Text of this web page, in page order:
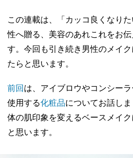
この連載は、「カッコ良くなり
性へ贈る、美容のあれこれをお
す。今回も引き続き男性のメイ
たらと思います。
前回 は、アイブロウやコンシー
使用する化粧品についてお話し
体の肌印象を変えるベースメイ
と思います。